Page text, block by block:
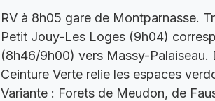
RV à 8h05 gare de Montparnasse.
Petit Jouy-Les Loges (9h04)
(8h46/9h00) vers Massy-Palaiseau.
Ceinture Verte relie les espaces
Variante : Forets de Meudon, de